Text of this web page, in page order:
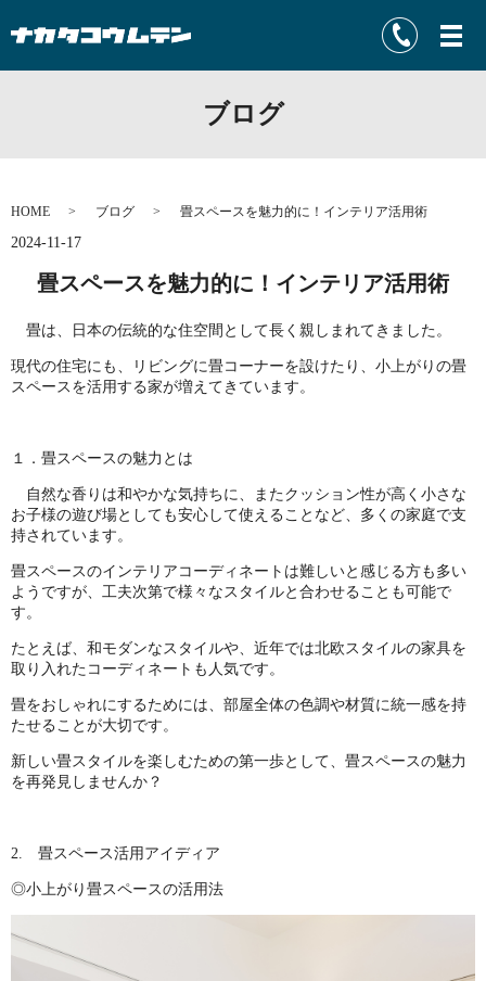
ブログ
HOME ブログ 畳スペースを魅力的に！インテリア活用術
2024-11-17
畳スペースを魅力的に！インテリア活用術
畳は、日本の伝統的な住空間として長く親しまれてきました。
現代の住宅にも、リビングに畳コーナーを設けたり、小上がりの畳
スペースを活用する家が増えてきています。
１．畳スペースの魅力とは
自然な香りは和やかな気持ちに、またクッション性が高く小さな
お子様の遊び場としても安心して使えることなど、多くの家庭で支
持されています。
畳スペースのインテリアコーディネートは難しいと感じる方も多い
ようですが、工夫次第で様々なスタイルと合わせることも可能で
す。
たとえば、和モダンなスタイルや、近年では北欧スタイルの家具を
取り入れたコーディネートも人気です。
畳をおしゃれにするためには、部屋全体の色調や材質に統一感を持
たせることが大切です。
新しい畳スタイルを楽しむための第一歩として、畳スペースの魅力
を再発見しませんか？
2. 畳スペース活用アイディア
◎小上がり畳スペースの活用法